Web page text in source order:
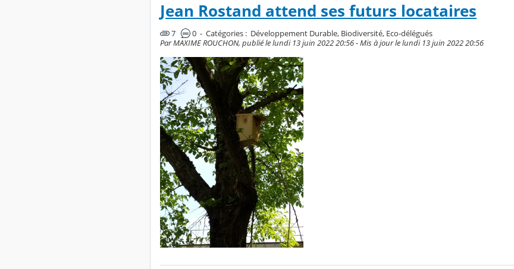
Jean Rostand attend ses futurs locataires
7 0 - Catégories : Développement Durable, Biodiversité, Eco-délégués
Par MAXIME ROUCHON, publié le lundi 13 juin 2022 20:56 - Mis à jour le lundi 13 juin 2022 20:56